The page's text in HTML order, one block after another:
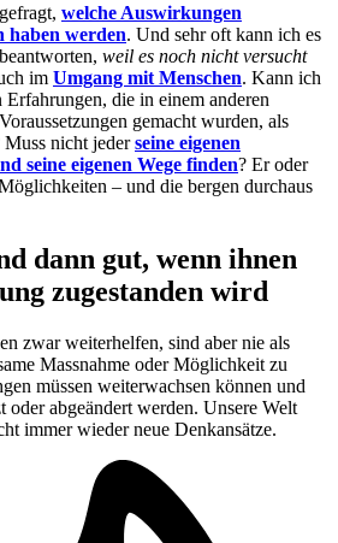
welche Auswirkungen
haben werden. Und sehr oft kann ich es
weil es noch nicht versucht
im Umgang mit Menschen. Kann ich
Erfahrungen, die in einem anderen
gemacht wurden, als
nicht jederseine eigenen
seine eigenen Wege finden? Er oder
– und die bergen durchaus
dann gut, wenn ihnen
zugestanden wird
zwar weiterhelfen, sind aber nie als
Massnahme oder Möglichkeit zu
müssen weiterwachsen können und
oder abgeändert werden. Unsere Welt
immer wieder neue Denkansätze.